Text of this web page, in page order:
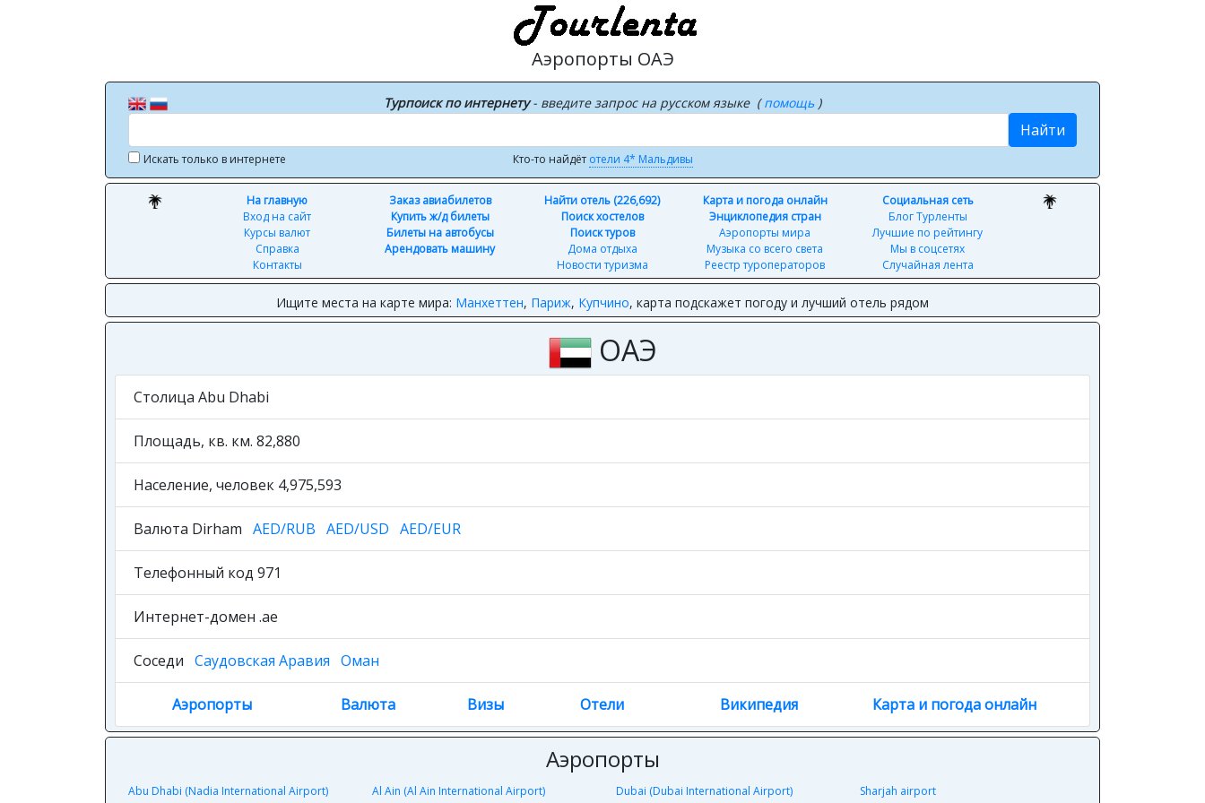
Аэропорты ОАЭ
Турпоиск по интернету- введите запрос на русском языке (помощь )
Найти
Искать только в интернете Кто-то найдёт отели 4* Мальдивы
На главную
Вход на сайт
Курсы валют
Справка
Контакты
Заказ авиабилетов
Купить ж/д билеты
Билеты на автобусы
Арендовать машину
Найти отель (226,692)
Поиск хостелов
Поиск туров
Дома отдыха
Новости туризма
Карта и погода онлайн
Энциклопедия стран
Аэропорты мира
Музыка со всего света
Реестр туроператоров
Социальная сеть
Блог Турленты
Лучшие по рейтингу
Мы в соцсетях
Случайная лента
Ищите места на карте мира: Манхеттен, Париж, Купчино, карта подскажет погоду и лучший отель рядом
ОАЭ
Столица Abu Dhabi
Площадь, кв. км. 82,880
Население, человек 4,975,593
Валюта Dirham AED/RUB AED/USD AED/EUR
Телефонный код 971
Интернет-домен .ae
Соседи Саудовская Аравия Оман
Аэропорты Валюта Визы Отели Википедия Карта и погода онлайн
Аэропорты
Abu Dhabi (Nadia International Airport) Al Ain (Al Ain International Airport) Dubai (Dubai International Airport) Sharjah airport